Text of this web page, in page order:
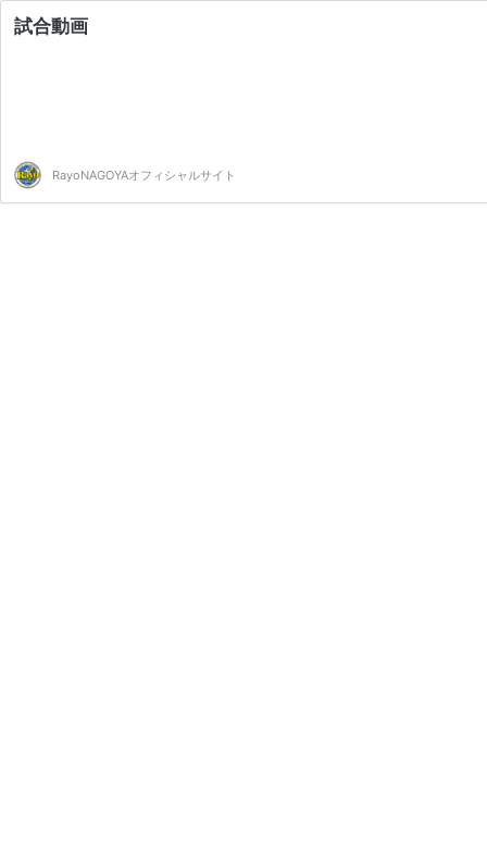
試合動画
RayoNAGOYAオフィシャルサイト